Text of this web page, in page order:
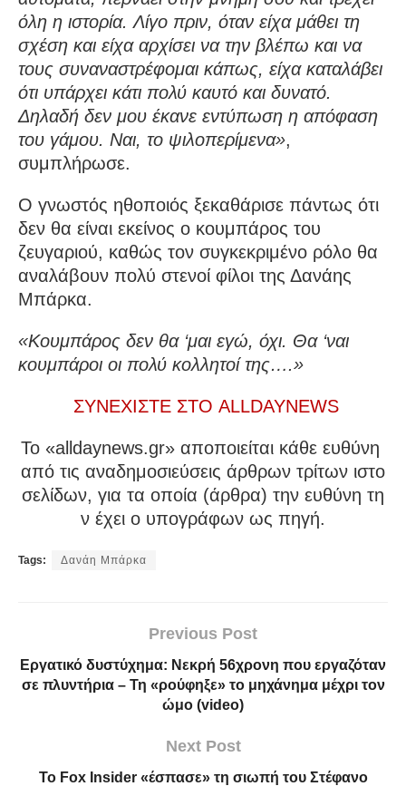
όλη η ιστορία. Λίγο πριν, όταν είχα μάθει τη
σχέση και είχα αρχίσει να την βλέπω και να
τους συναναστρέφομαι κάπως, είχα καταλάβει
ότι υπάρχει κάτι πολύ καυτό και δυνατό.
Δηλαδή δεν μου έκανε εντύπωση η απόφαση
του γάμου. Ναι, το ψιλοπερίμενα»,
συμπλήρωσε.
Ο γνωστός ηθοποιός ξεκαθάρισε πάντως ότι
δεν θα είναι εκείνος ο κουμπάρος του
ζευγαριού, καθώς τον συγκεκριμένο ρόλο θα
αναλάβουν πολύ στενοί φίλοι της Δανάης
Μπάρκα.
«Κουμπάρος δεν θα ‘μαι εγώ, όχι. Θα ‘ναι
κουμπάροι οι πολύ κολλητοί της….»
ΣΥΝΕΧΙΣΤΕ ΣΤΟ ALLDAYNEWS
To «alldaynews.gr» αποποιείται κάθε ευθύνη
από τις αναδημοσιεύσεις άρθρων τρίτων ιστο
σελίδων, για τα οποία (άρθρα) την ευθύνη τη
ν έχει ο υπογράφων ως πηγή.
Tags: Δανάη Μπάρκα
Previous Post
Εργατικό δυστύχημα: Νεκρή 56χρονη που εργαζόταν
σε πλυντήρια – Τη «ρούφηξε» το μηχάνημα μέχρι τον
ώμο (video)
Next Post
Το Fox Insider «έσπασε» τη σιωπή του Στέφανο